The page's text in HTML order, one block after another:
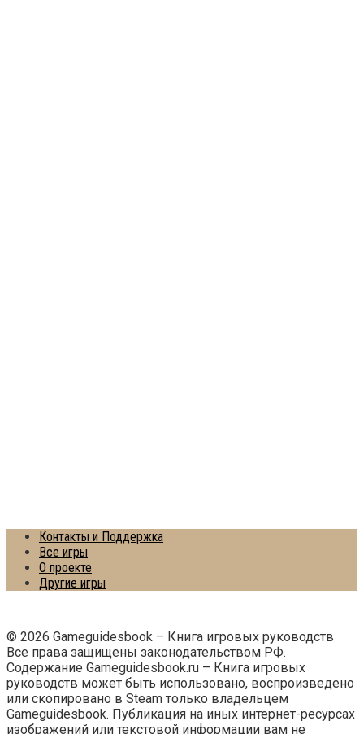
Контакты и Поддержка
Все игры
О проекте
Другие игры
© 2026 Gameguidesbook – Книга игровых руководств
Все права защищены законодательством РФ.
Содержание Gameguidesbook.ru – Книга игровых
руководств может быть использовано, воспроизведено
или скопировано в Steam только владельцем
Gameguidesbook. Публикация на иных интернет-ресурсах
изображений или текстовой информации вам не